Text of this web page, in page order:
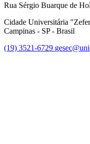
Rua Sérgio Buarque de
Cidade Universitária
Campinas - SP - Brasil
(19) 3521-6729